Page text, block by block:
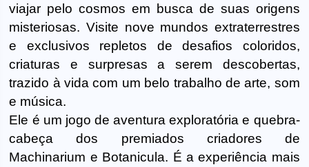
viajar pelo cosmos em busca de suas origens
misteriosas. Visite nove mundos extraterrestres
e exclusivos repletos de desafios coloridos,
criaturas e surpresas a serem descobertas,
trazido à vida com um belo trabalho de arte, som
e música.
Ele é um jogo de aventura exploratória e quebra-
cabeça dos premiados criadores de
Machinarium e Botanicula. É a experiência mais